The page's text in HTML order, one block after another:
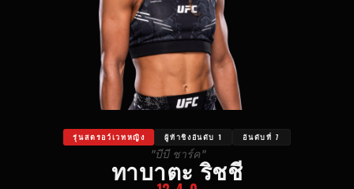
รุ่นสตรอว์เวทหญิง ผู้ท้าชิงอันดับ 1 อันดับที่ 7
"บีบี ชาร์ค"
ทาบาตะ ริชชี